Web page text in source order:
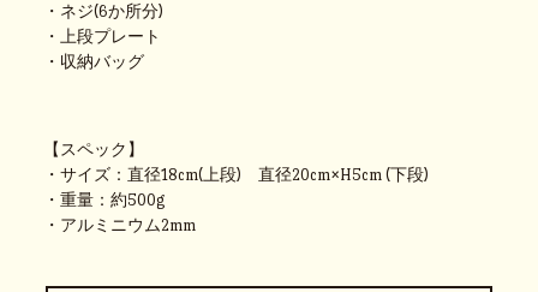
・ネジ(6か所分)
・上段プレート
・収納バッグ
【スペック】
・サイズ：直径18cm(上段) 直径20cm×H5cm (下段)
・重量：約500g
・アルミニウム2mm